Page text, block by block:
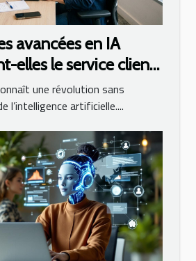
avancées en IA
elles le service client
une révolution sans
l’intelligence artificielle....